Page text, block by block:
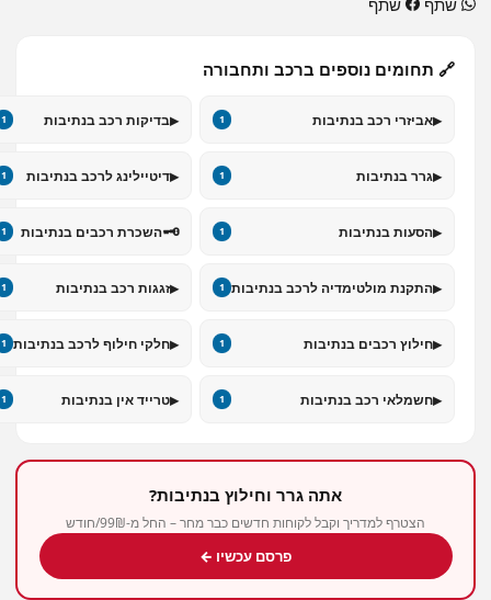
שתף
שתף
🔗 תחומים נוספים ברכב ותחבורה
▸אביזרי רכב בנתיבות 1
▸בדיקות רכב בנתיבות 1
▸גרר בנתיבות 1
▸דיטיילינג לרכב בנתיבות 1
▸הסעות בנתיבות 1
🗝️השכרת רכבים בנתיבות 1
▸התקנת מולטימדיה לרכב בנתיבות 1
▸זגגות רכב בנתיבות 1
▸חילוץ רכבים בנתיבות 1
▸חלקי חילוף לרכב בנתיבות 1
▸חשמלאי רכב בנתיבות 1
▸טרייד אין בנתיבות 1
אתה גרר וחילוץ בנתיבות?
הצטרף למדריך וקבל לקוחות חדשים כבר מחר – החל מ-99₪/חודש
פרסם עכשיו ←